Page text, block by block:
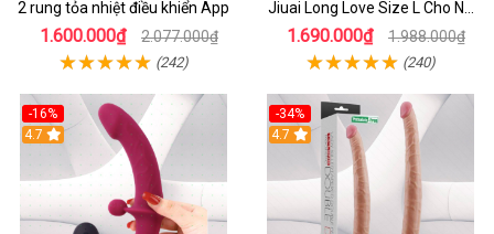
2 rung tỏa nhiệt điều khiển App
1.600.000₫ 2.077.000₫
(242)
Jiuai Long Love Size L Cho Nữ
Đồng Tính
1.690.000₫ 1.988.000₫
(240)
-16%
4.7
-34%
4.7